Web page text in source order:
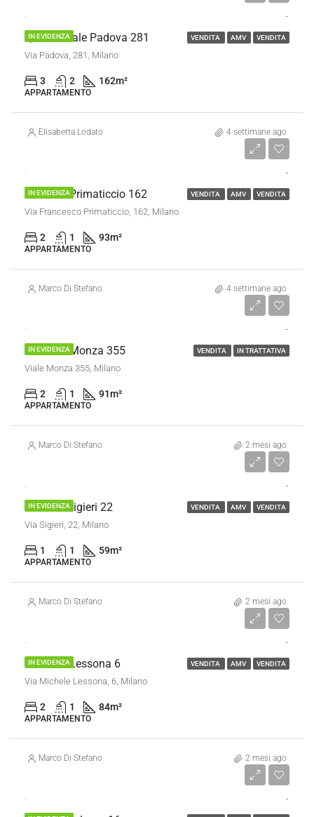
IN EVIDENZA VENDITA AMV VENDITA
Quadrilocale Padova 281
Via Padova, 281, Milano
3 2 162m²
APPARTAMENTO
Elisabetta Lodato 4 settimane ago
IN EVIDENZA VENDITA AMV VENDITA
Trilocale Primaticcio 162
Via Francesco Primaticcio, 162, Milano
2 1 93m²
APPARTAMENTO
Marco Di Stefano 4 settimane ago
IN EVIDENZA VENDITA IN TRATTATIVA
Trilocale Monza 355
Viale Monza 355, Milano
2 1 91m²
APPARTAMENTO
Marco Di Stefano 2 mesi ago
IN EVIDENZA VENDITA AMV VENDITA
Bilocale Sigieri 22
Via Sigieri, 22, Milano
1 1 59m²
APPARTAMENTO
Marco Di Stefano 2 mesi ago
IN EVIDENZA VENDITA AMV VENDITA
Trilocale Lessona 6
Via Michele Lessona, 6, Milano
2 1 84m²
APPARTAMENTO
Marco Di Stefano 2 mesi ago